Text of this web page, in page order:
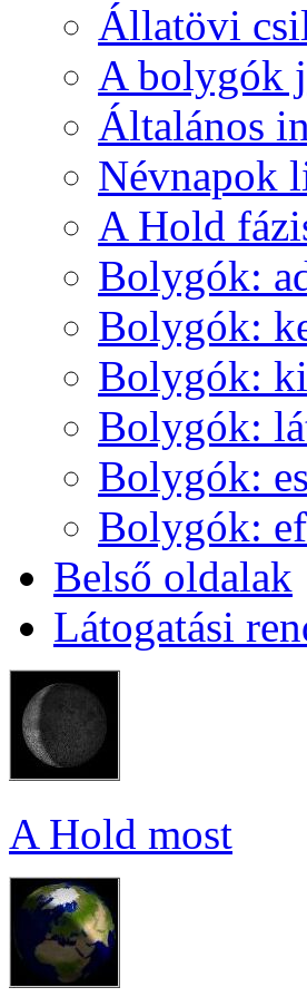
Ál­lat­övi
A boly­gók
Ál­ta­lá­nos
Név­na­pok
A Hold
Boly­gók:
Boly­gók:
Boly­gók:
Boly­gók:
Boly­gók:
Boly­gók:
Bel­ső ol­da­lak
Lá­to­ga­tá­si
A Hold most